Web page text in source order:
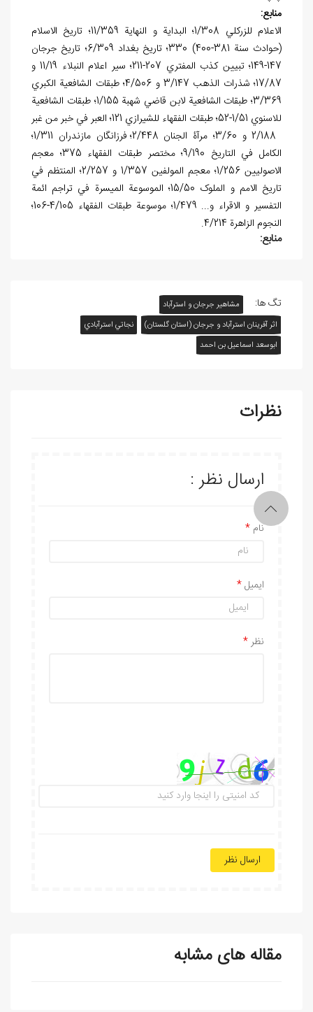
منابع:
الاعلام للزركلي 1/308؛ البداية و النهاية 11/359؛ تاريخ الاسلام
(حوادث سنة 381-400) 330؛ تاريخ بغداد 6/309؛ تاريخ جرجان
147-149؛ تبيين كذب المفتري 207-211؛ سير اعلام النبلاء 11/19 و
17/87؛ شذرات الذهب 3/147 و 4/506؛ طبقات الشافعية الكبري
3/369؛ طبقات الشافعية لابن قاضي شهبة 1/155؛ طبقات الشافعية
للاسنوي 1/51-52؛ طبقات الفقهاء للشيرازي 121؛ العبر في خبر من غبر
2/188 و 3/60؛ مرآۀ الجنان 2/448؛ فرزانگان مازندران 1/311؛
الكامل في التاريخ 9/190؛ مختصر طبقات الفقهاء 375؛ معجم
الاصوليين 1/256؛ معجم المولفين 1/357 و 2/257؛ المنتظم في
تاريخ الامم و الملوک 15/50؛ الموسوعة الميسرة في تراجم ائمة
التفسير و الاقراء و... 1/479؛ موسوعة طبقات الفقهاء 4/105-106؛
النجوم الزاهرة 4/214.
منابع:
تگ ها:
مشاهیر جرجان و استرآباد
اثر آفرينان استرآباد و جرجان (استان گلستان)
نجاتي استرآبادي
ابوسعد اسماعيل بن احمد
نظرات
ارسال نظر :
نام
ایمیل
نظر
ارسال نظر
مقاله های مشابه